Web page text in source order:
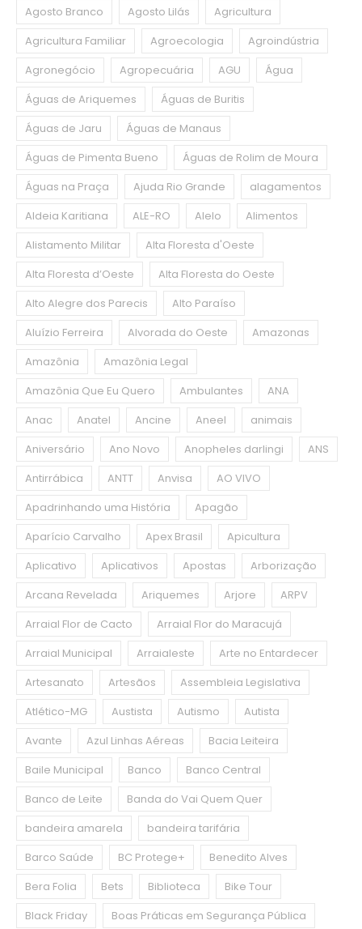
Agosto Branco
Agosto Lilás
Agricultura
Agricultura Familiar
Agroecologia
Agroindústria
Agronegócio
Agropecuária AGU
Água
Águas de Ariquemes
Águas de Buritis
Águas de Jaru
Águas de Manaus
Águas de Pimenta Bueno
Águas de Rolim de Moura
Águas na Praça
Ajuda Rio Grande
alagamentos
Aldeia Karitiana
ALE-RO Alelo
Alimentos
Alistamento Militar
Alta Floresta d'Oeste
Alta Floresta d’Oeste
Alta Floresta do Oeste
Alto Alegre dos Parecis
Alto Paraíso
Aluízio Ferreira
Alvorada do Oeste
Amazonas
Amazônia
Amazônia Legal
Amazônia Que Eu Quero
Ambulantes
ANA
Anac
Anatel Ancine Aneel
animais
Aniversário
Ano Novo Anopheles darlingi
ANS
Antirrábica
ANTT Anvisa
AO VIVO
Apadrinhando uma História
Apagão
Aparício Carvalho
Apex Brasil
Apicultura
Aplicativo
Aplicativos Apostas
Arborização
Arcana Revelada
Ariquemes Arjore
ARPV
Arraial Flor de Cacto
Arraial Flor do Maracujá
Arraial Municipal
Arraialeste
Arte no Entardecer
Artesanato
Artesãos
Assembleia Legislativa
Atlético-MG
Austista Autismo
Autista
Avante
Azul Linhas Aéreas
Bacia Leiteira
Baile Municipal
Banco
Banco Central
Banco de Leite
Banda do Vai Quem Quer
bandeira amarela
bandeira tarifária
Barco Saúde
BC Protege+
Benedito Alves
Bera Folia
Bets Biblioteca
Bike Tour
Black Friday
Boas Práticas em Segurança Pública